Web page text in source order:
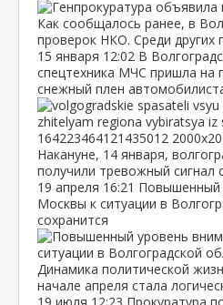
Как сообщалось ранее, в
проверок НКО. Среди других
15 января 12:02 В
спецтехника МЧС пришла
снежный плен
Накануне, 14 января,
получили тревожный сигнал
19 апреля 16:21 Повышенный
Москвы к ситуации в
сохранится
Динамика политической
начале апреля стала